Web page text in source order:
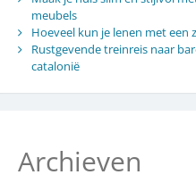
meubels
Hoeveel kun je lenen met een
Rustgevende treinreis naar
catalonië
Archieven